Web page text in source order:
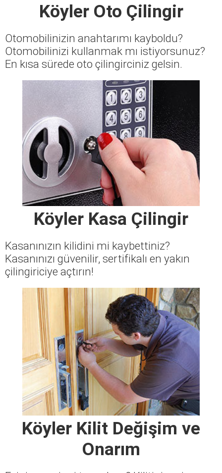
Köyler Oto Çilingir
Otomobilinizin anahtarımı kayboldu?
Otomobilinizi kullanmak mı istiyorsunuz?
En kısa sürede oto çilingirciniz gelsin.
Köyler Kasa Çilingir
Kasanınızın kilidini mi kaybettiniz?
Kasanınızı güvenilir, sertifikalı en yakın
çilingiriciye açtırın!
Köyler Kilit Değişim ve
Onarım